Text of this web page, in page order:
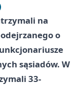
na
o
sąsiadów. W
33-